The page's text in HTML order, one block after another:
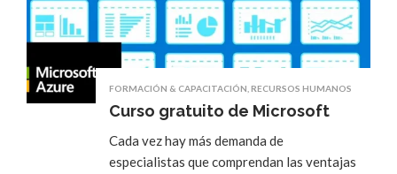
FORMACIÓN & CAPACITACIÓN RECURSOS HUMANOS
Curso gratuito de Microsoft
Cada vez hay más demanda de
especialistas que comprendan las ventajas